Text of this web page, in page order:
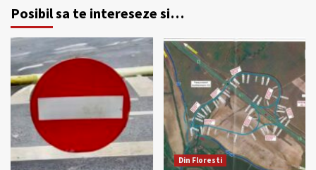
Posibil sa te intereseze si…
Din Floresti